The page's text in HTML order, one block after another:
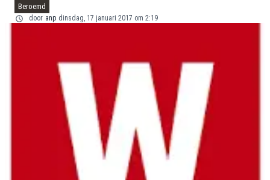
Beroemd
door anp dinsdag, 17 januari 2017 om 2:19